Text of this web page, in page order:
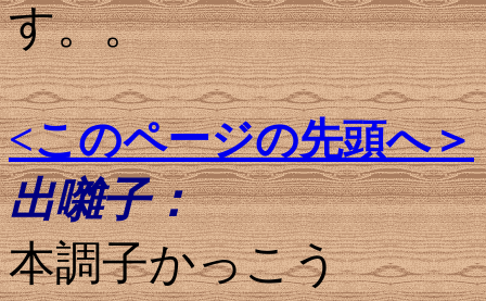
す。。
<このページの先頭へ＞
出囃子：
本調子かっこう